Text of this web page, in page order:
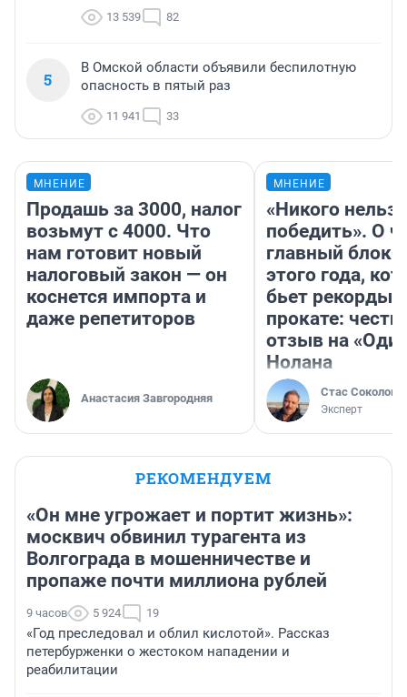
13 539 82
5
В Омской области объявили беспилотную
опасность в пятый раз
11 941 33
МНЕНИЕ
Продашь за 3000, налог
возьмут с 4000. Что
нам готовит новый
налоговый закон — он
коснется импорта и
даже репетиторов
Анастасия Завгородняя
МНЕНИЕ
«Никого нельзя
победить». О
главный
этого года,
бьет рекорды в
прокате:
отзыв на
Нолана
Стас Соколов
Эксперт
РЕКОМЕНДУЕМ
«Он мне угрожает и портит жизнь»:
москвич обвинил турагента из
Волгограда в мошенничестве и
пропаже почти миллиона рублей
9 часов 5 924 19
«Год преследовал и облил кислотой». Рассказ
петербурженки о жестоком нападении и
реабилитации